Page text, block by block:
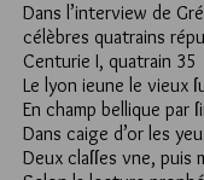
Dans l’interview de
célèbres quatrains
Centurie I, quatrain 35
Le lyon ieune le vieux
En champ bellique par
Dans caige d’or les
Deux claſſes vne,